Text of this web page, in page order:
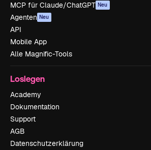
MCP für Claude/ChatGPT Neu
Agenten Neu
API
Mobile App
Alle Magnific-Tools
Loslegen
Academy
Dokumentation
Support
AGB
Datenschutzerklärung